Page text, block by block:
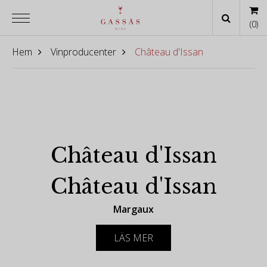
Hem Vinproducenter Château d'Issan
Château d'Issan
Château d'Issan
Margaux
Château d'Issan är en egendom i appellationen
LÄS MER
(0)